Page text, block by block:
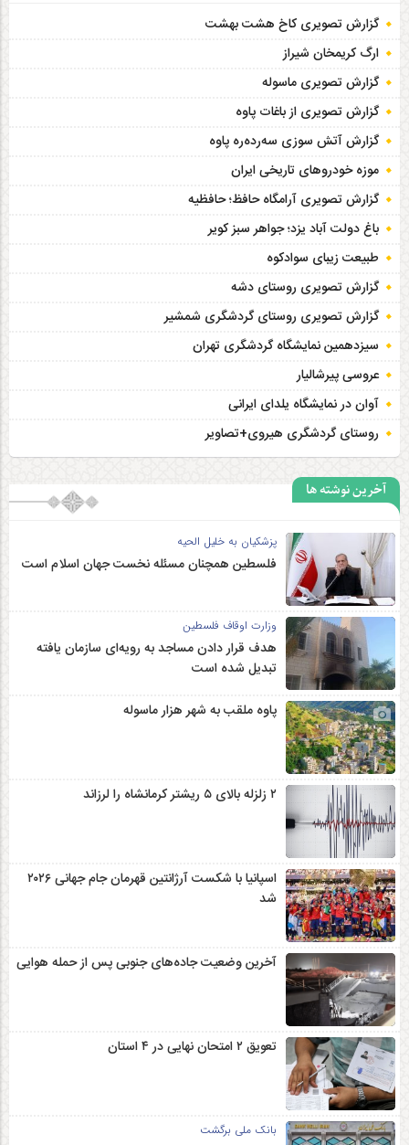
گزارش تصویری کاخ هشت‌ بهشت
ارگ کریمخان شیراز
گزارش تصویری ماسوله
گزارش تصویری از باغات پاوه
گزارش آتش سوزی سەردەرە پاوه
موزه خودروهای تاریخی ایران
گزارش تصویری آرامگاه حافظ؛ حافظیه‎
باغ دولت آباد یزد؛ جواهر سبز کویر
طبیعت زیبای سوادکوه
گزارش تصویری روستای دشه
گزارش تصویری روستای گردشگری شمشیر
سیزدهمین نمایشگاه گردشگری تهران
عروسی پیرشالیار
آوان در نمایشگاه یلدای ایرانی
روستای گردشگری هیروی+تصاویر
آخرین نوشته ها
پزشکیان به خلیل الحیه
فلسطین همچنان مسئله نخست جهان اسلام است
وزارت اوقاف فلسطین
هدف قرار دادن مساجد به رویه‌ای سازمان‌ یافته
تبدیل شده است
پاوه ملقب به شهر هزار ماسوله
۲ زلزله‌ بالای ۵ ریشتر کرمانشاه را لرزاند
اسپانیا با شکست آرژانتین قهرمان جام جهانی ۲۰۲۶
شد
آخرین وضعیت جاده‌های جنوبی پس از حمله هوایی
تعویق ۲ امتحان نهایی در ۴ استان
بانک ملی برگشت